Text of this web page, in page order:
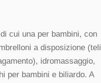
cui una per bambini, con
a disposizione (teli
idromassaggio,
per bambini e biliardo. A